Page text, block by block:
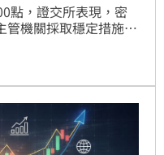
點，證交所表現，密
管機關採取穩定措施，
益，適時買回庫藏
取穩定措施，維護市場